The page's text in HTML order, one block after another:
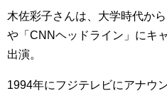
木佐彩子さんは、大学時代か
や「CNNヘッドライン」にキ
出演。
1994年にフジテレビにアナウ